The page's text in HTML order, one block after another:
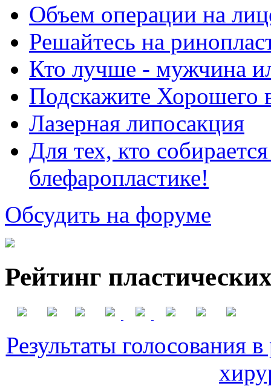
Объем операции на
Решайтесь на
Кто лучше - мужчина
Подскажите Хорошего
Лазерная липосакция
Для тех, кто
блефаропластике!
Обсудить на форуме
Рейтинг
Результаты голосования